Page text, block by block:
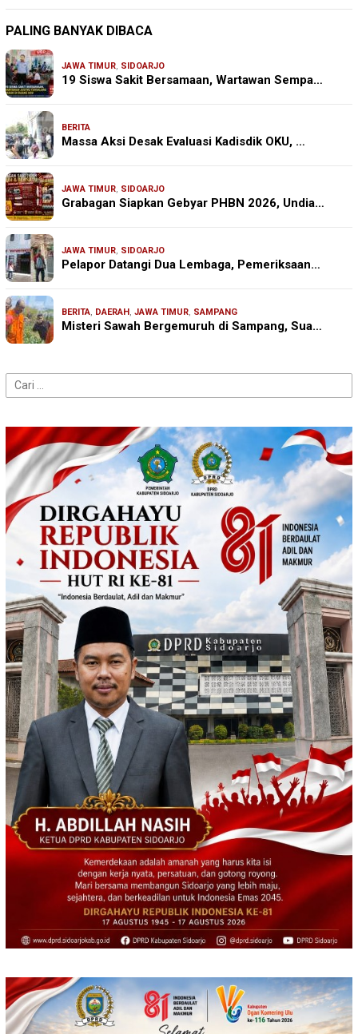
PALING BANYAK DIBACA
JAWA TIMUR, SIDOARJO
19 Siswa Sakit Bersamaan, Wartawan Sempa…
BERITA
Massa Aksi Desak Evaluasi Kadisdik OKU, …
JAWA TIMUR, SIDOARJO
Grabagan Siapkan Gebyar PHBN 2026, Undia…
JAWA TIMUR, SIDOARJO
Pelapor Datangi Dua Lembaga, Pemeriksaan…
BERITA, DAERAH, JAWA TIMUR, SAMPANG
Misteri Sawah Bergemuruh di Sampang, Sua…
Cari
untuk: